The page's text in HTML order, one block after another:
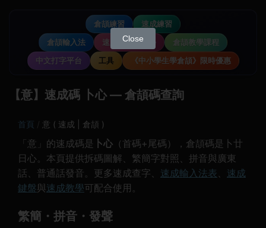
倉頡練習
速成練習
倉頡輸入法
速成輸入法教學
倉頡教學課程
中文打字平台
工具 《中小學生學倉頡》限時優惠
【意】速成碼 卜心 — 倉頡碼查詢
首頁 意 ( 速成 | 倉頡 )
「意」的速成碼是 卜心 （首碼+尾碼），倉頡碼是卜廿
日心。本頁提供拆碼圖解、繁簡字對照、拼音與廣東
話、普通話發音。更多速成查字、 速成輸入法表、 速成
鍵盤與速成教學可配合使用。
繁簡・拼音・發聲
Close